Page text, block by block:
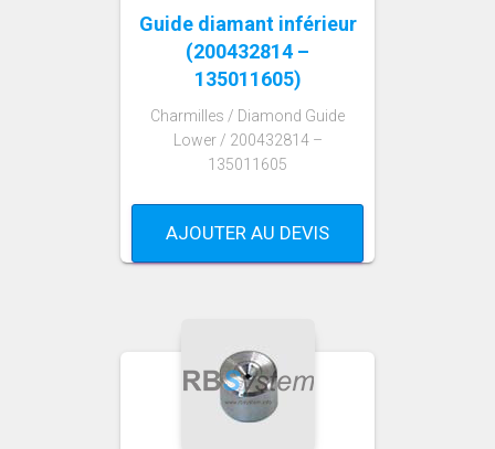
Guide diamant inférieur
(200432814 –
135011605)
Charmilles / Diamond Guide
Lower / 200432814 –
135011605
AJOUTER AU DEVIS